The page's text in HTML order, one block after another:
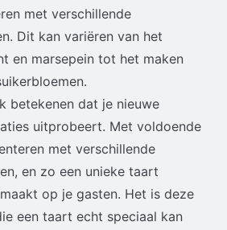
met verschillende
Dit kan variëren van het
en marsepein tot het maken
betekenen dat je nieuwe
uitprobeert. Met voldoende
met verschillende
en zo een unieke taart
op je gasten. Het is deze
een taart echt speciaal kan